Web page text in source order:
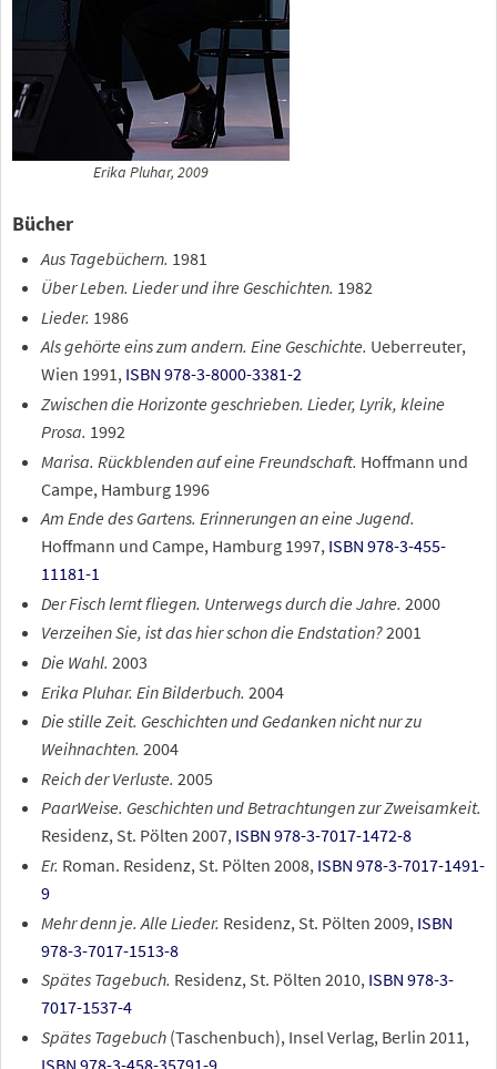
Erika Pluhar, 2009
Bücher
Aus Tagebüchern. 1981
Über Leben. Lieder und ihre Geschichten. 1982
Lieder. 1986
Als gehörte eins zum andern. Eine Geschichte. Ueberreuter,
Wien 1991, ISBN 978-3-8000-3381-2
Zwischen die Horizonte geschrieben. Lieder, Lyrik, kleine
Prosa. 1992
Marisa. Rückblenden auf eine Freundschaft. Hoffmann und
Campe, Hamburg 1996
Am Ende des Gartens. Erinnerungen an eine Jugend.
Hoffmann und Campe, Hamburg 1997, ISBN 978-3-455-
11181-1
Der Fisch lernt fliegen. Unterwegs durch die Jahre. 2000
Verzeihen Sie, ist das hier schon die Endstation?2001
Die Wahl. 2003
Erika Pluhar. Ein Bilderbuch. 2004
Die stille Zeit. Geschichten und Gedanken nicht nur zu
Weihnachten. 2004
Reich der Verluste. 2005
PaarWeise. Geschichten und Betrachtungen zur Zweisamkeit.
Residenz, St. Pölten 2007, ISBN 978-3-7017-1472-8
Er. Roman. Residenz, St. Pölten 2008, ISBN 978-3-7017-1491-
9
Mehr denn je. Alle Lieder. Residenz, St. Pölten 2009, ISBN
978-3-7017-1513-8
Spätes Tagebuch. Residenz, St. Pölten 2010, ISBN 978-3-
7017-1537-4
Spätes Tagebuch(Taschenbuch), Insel Verlag, Berlin 2011,
ISBN 978-3-458-35791-9